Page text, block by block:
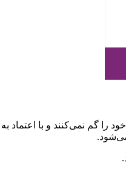
را گم نمی‌کنند و با